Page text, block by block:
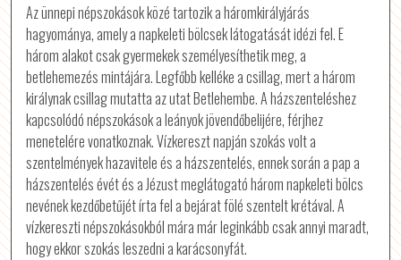
Az ünnepi népszokások közé tartozik a háromkirályjárás
hagyománya, amely a napkeleti bölcsek látogatását idézi fel. E
három alakot csak gyermekek személyesíthetik meg, a
betlehemezés mintájára. Legfőbb kelléke a csillag, mert a három
királynak csillag mutatta az utat Betlehembe. A házszenteléshez
kapcsolódó népszokások a leányok jövendőbelijére, férjhez
menetelére vonatkoznak. Vízkereszt napján szokás volt a
szentelmények hazavitele és a házszentelés, ennek során a pap a
házszentelés évét és a Jézust meglátogató három napkeleti bölcs
nevének kezdőbetűjét írta fel a bejárat fölé szentelt krétával. A
vízkereszti népszokásokból mára már leginkább csak annyi maradt,
hogy ekkor szokás leszedni a karácsonyfát.